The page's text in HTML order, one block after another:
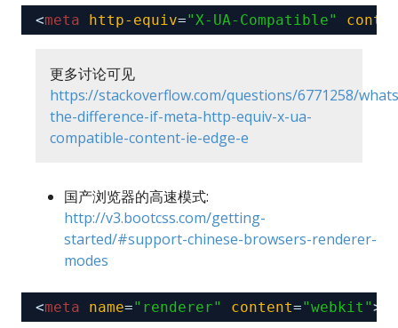
<meta http-equiv="X-UA-Compatible"
更多讨论可见
https://stackoverflow.com/questions/6771258/
the-difference-if-meta-http-equiv-x-ua-
compatible-content-ie-edge-e
国产浏览器的高速模式:
http://v3.bootcss.com/getting-
started/#support-chinese-browsers-renderer-
modes
<meta name="renderer" content="webkit">